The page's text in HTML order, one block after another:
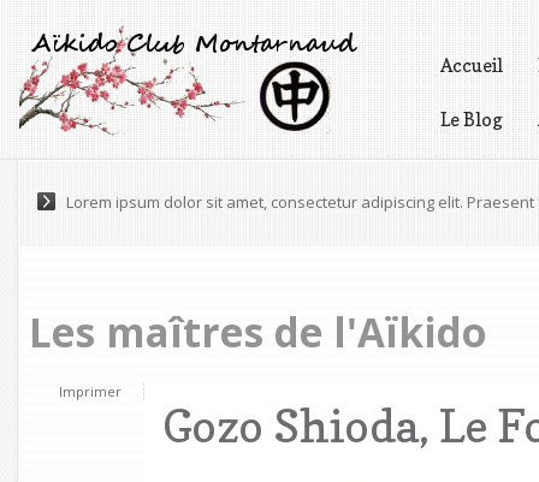
Accueil
Le Blog
Lorem ipsum dolor sit amet, consectetur adipiscing elit.
Pellentesque varius, tortor nec ultricies pretium, odio est
Les maîtres de l'Aïkido
Imprimer
Gozo Shioda, Le